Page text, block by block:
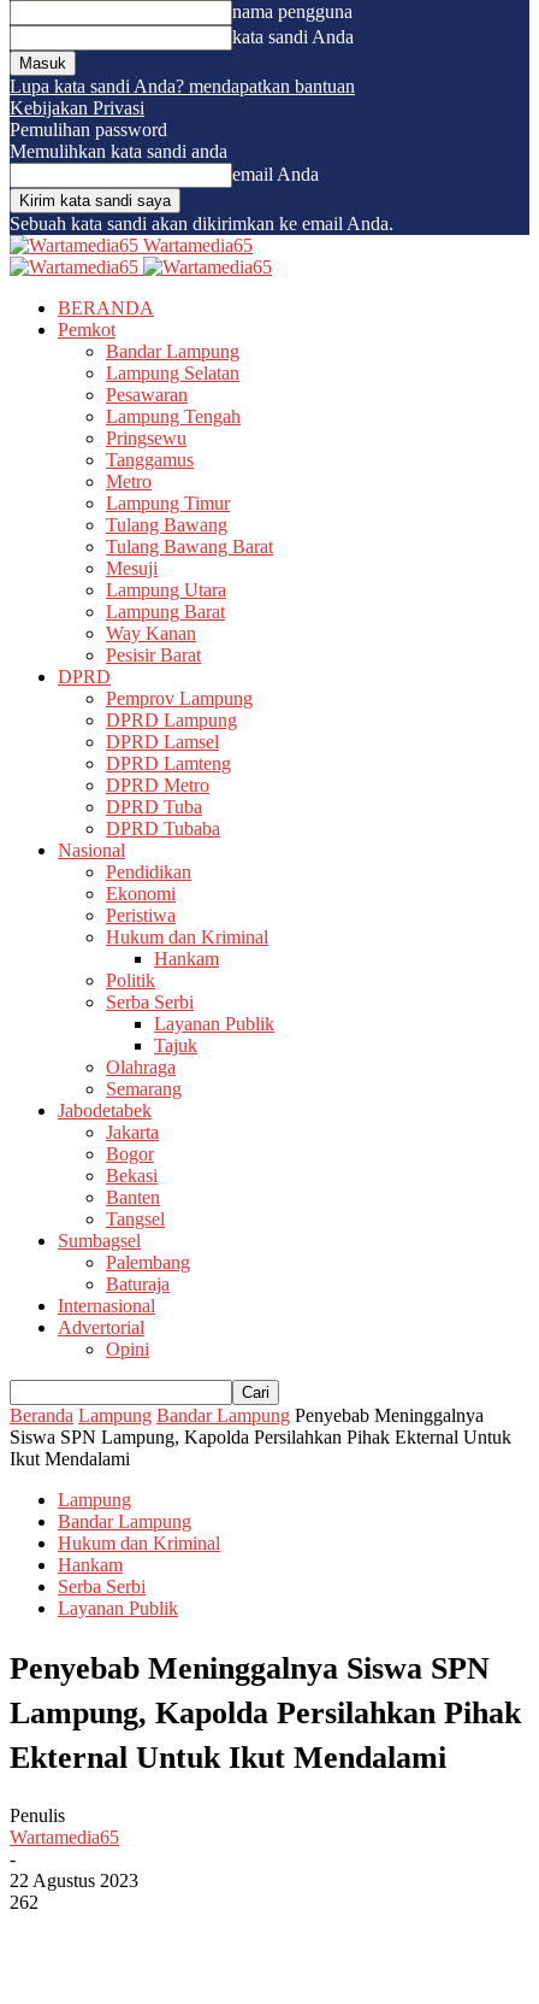
nama pengguna
kata sandi Anda
Lupa kata sandi Anda? mendapatkan bantuan
Kebijakan Privasi
Pemulihan password
Memulihkan kata sandi anda
email Anda
Sebuah kata sandi akan dikirimkan ke email Anda.
Wartamedia65
BERANDA
Pemkot
Bandar Lampung
Lampung Selatan
Pesawaran
Lampung Tengah
Pringsewu
Tanggamus
Metro
Lampung Timur
Tulang Bawang
Tulang Bawang Barat
Mesuji
Lampung Utara
Lampung Barat
Way Kanan
Pesisir Barat
DPRD
Pemprov Lampung
DPRD Lampung
DPRD Lamsel
DPRD Lamteng
DPRD Metro
DPRD Tuba
DPRD Tubaba
Nasional
Pendidikan
Ekonomi
Peristiwa
Hukum dan Kriminal
Hankam
Politik
Serba Serbi
Layanan Publik
Tajuk
Olahraga
Semarang
Jabodetabek
Jakarta
Bogor
Bekasi
Banten
Tangsel
Sumbagsel
Palembang
Baturaja
Internasional
Advertorial
Opini
Beranda Lampung Bandar Lampung Penyebab Meninggalnya
Siswa SPN Lampung, Kapolda Persilahkan Pihak Ekternal Untuk
Ikut Mendalami
Lampung
Bandar Lampung
Hukum dan Kriminal
Hankam
Serba Serbi
Layanan Publik
Penyebab Meninggalnya Siswa SPN
Lampung, Kapolda Persilahkan Pihak
Ekternal Untuk Ikut Mendalami
Penulis
Wartamedia65
-
22 Agustus 2023
262